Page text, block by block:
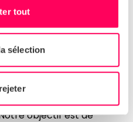
tout
sélection
de la SAQ peut
pourquoi nous avons
conseils détaillés à
objectif est de